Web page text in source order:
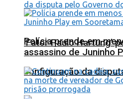
‘Fator Paulo Hartung’
configuração da
Polícia prende em
assassino de Juninho